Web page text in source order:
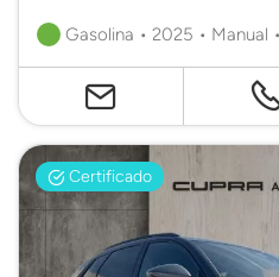
Gasolina • 2025 • Manual
Certificado